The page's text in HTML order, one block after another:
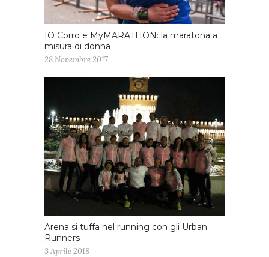
IO Corro e MyMARATHON: la maratona a
misura di donna
28 Novembre 2017
Arena si tuffa nel running con gli Urban
Runners
3 Aprile 2018